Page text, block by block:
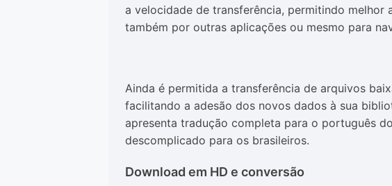
a velocidade de transferência, permitindo melhor
também por outras aplicações ou mesmo para
Ainda é permitida a transferência de arquivos
facilitando a adesão dos novos dados à sua
apresenta tradução completa para o português
descomplicado para os brasileiros.
Download em HD e conversão